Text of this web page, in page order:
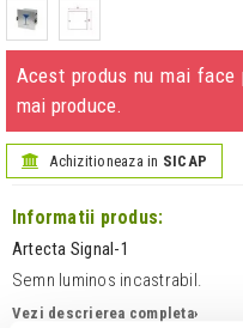
Acest produs nu mai
mai produce.
Achizitioneaza in SICAP
Informatii produs:
Artecta Signal-1
Semn luminos incastrabil.
Vezi descrierea completa›